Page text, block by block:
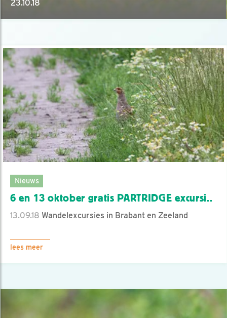
23.10.18
Nieuws
6 en 13 oktober gratis PARTRIDGE excursi..
13.09.18 Wandelexcursies in Brabant en Zeeland
lees meer